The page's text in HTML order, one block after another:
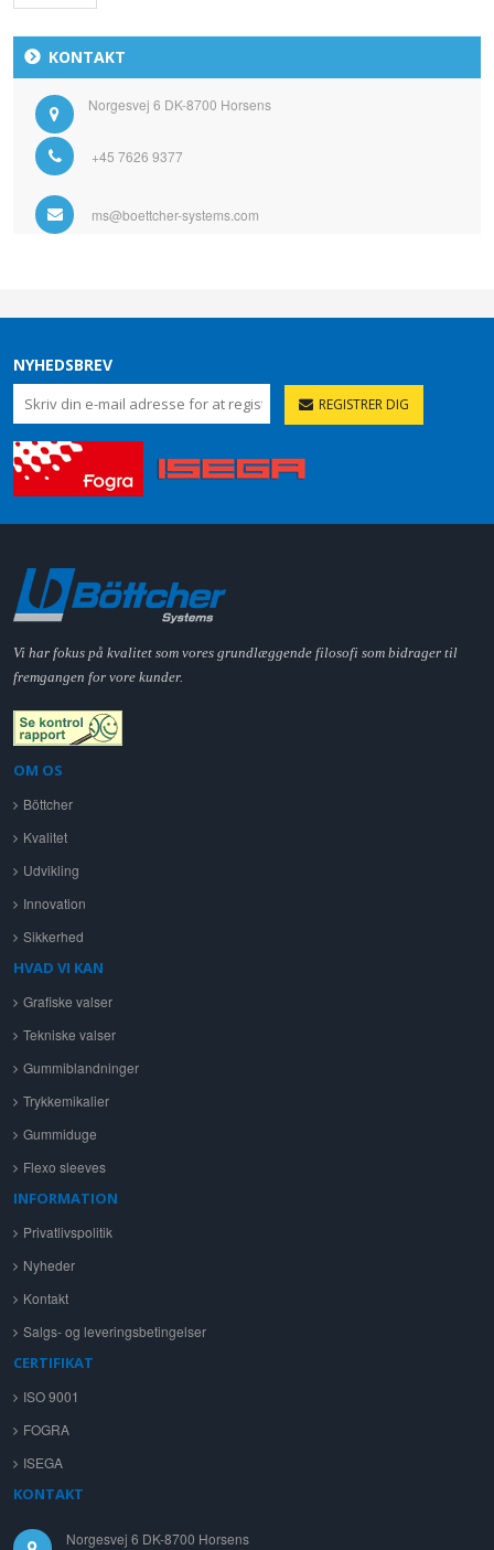
KONTAKT
Norgesvej 6 DK-8700 Horsens
+45 7626 9377
ms@boettcher-systems.com
NYHEDSBREV
REGISTRER DIG
Vi har fokus på kvalitet som vores grundlæggende filosofi som bidrager til
fremgangen for vore kunder.
OM OS
Böttcher
Kvalitet
Udvikling
Innovation
Sikkerhed
HVAD VI KAN
Grafiske valser
Tekniske valser
Gummiblandninger
Trykkemikalier
Gummiduge
Flexo sleeves
INFORMATION
Privatlivspolitik
Nyheder
Kontakt
Salgs- og leveringsbetingelser
CERTIFIKAT
ISO 9001
FOGRA
ISEGA
KONTAKT
Norgesvej 6 DK-8700 Horsens